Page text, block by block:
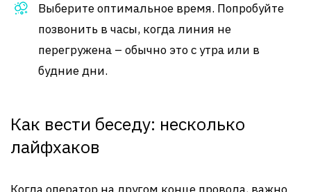
Выберите оптимальное время. Попробуйте
позвонить в часы, когда линия не
перегружена – обычно это с утра или в
будние дни.
Как вести беседу: несколько
лайфхаков